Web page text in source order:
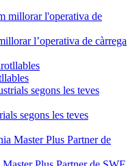
l’operativa de càrrega
segons les teves